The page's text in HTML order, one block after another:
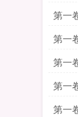
第一
第一
第一
第一
第一